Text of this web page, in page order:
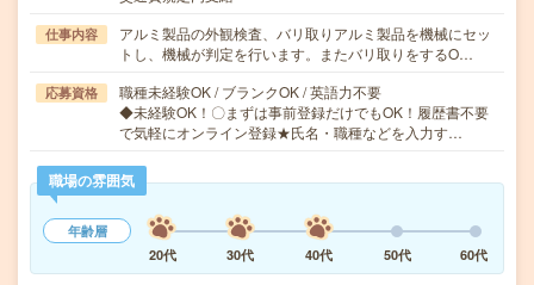
仕事内容
アルミ製品の外観検査、バリ取りアルミ製品を機械にセッ
トし、機械が判定を行います。またバリ取りをするO…
応募資格
職種未経験OK / ブランクOK / 英語力不要
◆未経験OK！〇まずは事前登録だけでもOK！履歴書不要
で気軽にオンライン登録★氏名・職種などを入力す…
職場の雰囲気
年齢層
20代
30代 40代 50代 60代